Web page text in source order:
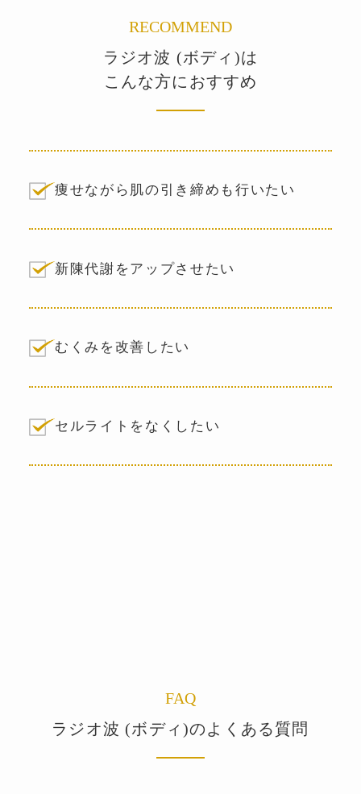
RECOMMEND
ラジオ波 (ボディ)は
こんな方におすすめ
痩せながら肌の引き締めも行いたい
新陳代謝をアップさせたい
むくみを改善したい
セルライトをなくしたい
FAQ
ラジオ波 (ボディ)のよくある質問